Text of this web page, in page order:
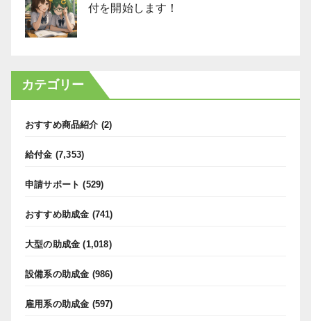
付を開始します！
カテゴリー
おすすめ商品紹介 (2)
給付金 (7,353)
申請サポート (529)
おすすめ助成金 (741)
大型の助成金 (1,018)
設備系の助成金 (986)
雇用系の助成金 (597)